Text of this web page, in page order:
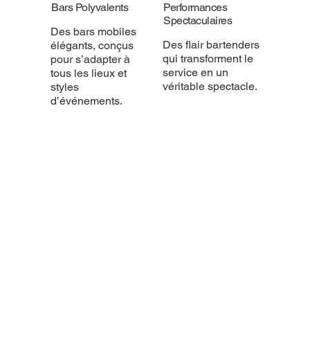
Bars Polyvalents
Des bars mobiles
élégants, conçus
pour s’adapter à
tous les lieux et
styles
d’événements.
Performances
Spectaculaires
Des flair bartenders
qui transforment le
service en un
véritable spectacle.